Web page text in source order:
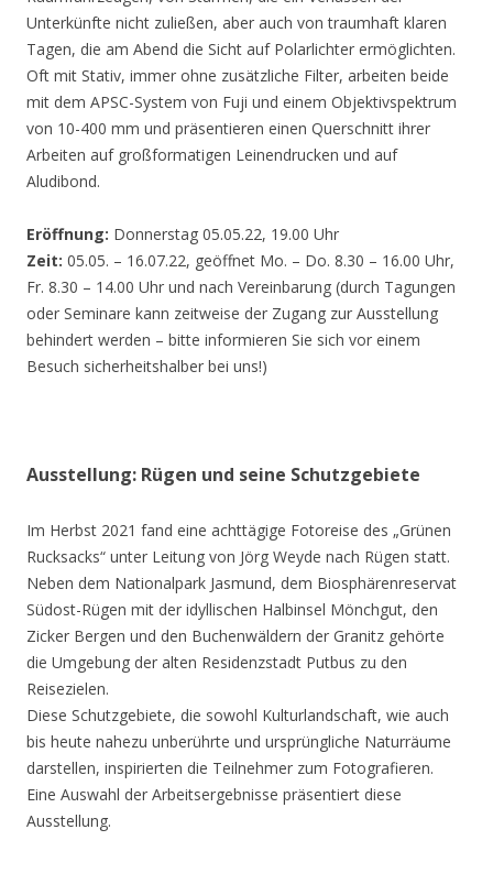
Unterkünfte nicht zuließen, aber auch von traumhaft klaren
Tagen, die am Abend die Sicht auf Polarlichter ermöglichten.
Oft mit Stativ, immer ohne zusätzliche Filter, arbeiten beide
mit dem APSC-System von Fuji und einem Objektivspektrum
von 10-400 mm und präsentieren einen Querschnitt ihrer
Arbeiten auf großformatigen Leinendrucken und auf
Aludibond.
Eröffnung: Donnerstag 05.05.22, 19.00 Uhr
Zeit: 05.05. – 16.07.22, geöffnet Mo. – Do. 8.30 – 16.00 Uhr,
Fr. 8.30 – 14.00 Uhr und nach Vereinbarung (durch Tagungen
oder Seminare kann zeitweise der Zugang zur Ausstellung
behindert werden – bitte informieren Sie sich vor einem
Besuch sicherheitshalber bei uns!)
Ausstellung: Rügen und seine Schutzgebiete
Im Herbst 2021 fand eine achttägige Fotoreise des „Grünen
Rucksacks“ unter Leitung von Jörg Weyde nach Rügen statt.
Neben dem Nationalpark Jasmund, dem Biosphärenreservat
Südost-Rügen mit der idyllischen Halbinsel Mönchgut, den
Zicker Bergen und den Buchenwäldern der Granitz gehörte
die Umgebung der alten Residenzstadt Putbus zu den
Reisezielen.
Diese Schutzgebiete, die sowohl Kulturlandschaft, wie auch
bis heute nahezu unberührte und ursprüngliche Naturräume
darstellen, inspirierten die Teilnehmer zum Fotografieren.
Eine Auswahl der Arbeitsergebnisse präsentiert diese
Ausstellung.